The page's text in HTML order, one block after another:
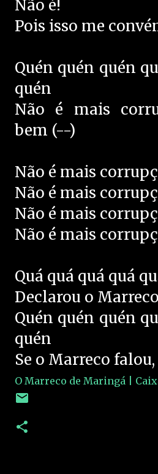
Não é!
Pois isso me
Quén quén quén
quén
Não é mais
bem (--)
Não é mais
Não é mais
Não é mais
Não é mais
Quá quá quá quá
Declarou o
Quén quén quén
quén
Se o Marreco
O Marreco de Maringá |